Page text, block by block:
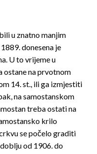
u znatno manjim
donesena je
U to vrijeme u
ostane na prvotnom
14. st., ili ga izmjestiti
na samostanskom
treba ostati na
krilo
se počelo graditi
od 1906. do